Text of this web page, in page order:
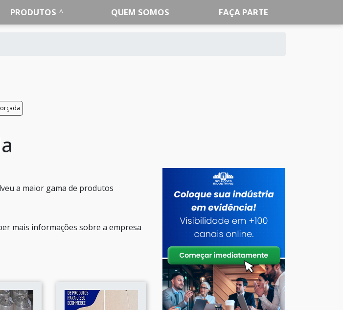
PRODUTOS QUEM SOMOS FAÇA PARTE
a maior gama de produtos
mais informações sobre a empresa